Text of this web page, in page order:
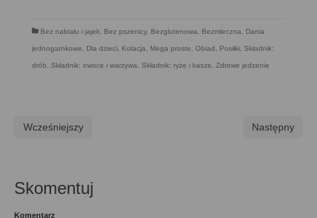
Bez nabiału i jajek, Bez pszenicy, Bezglutenowa, Bezmleczna, Dania
jednogarnkowe, Dla dzieci, Kolacja, Mega proste, Obiad, Posiłki, Składnik:
drób, Składnik: owoce i warzywa, Składnik: ryże i kasze, Zdrowe jedzenie
Wcześniejszy Następny
Skomentuj
Komentarz